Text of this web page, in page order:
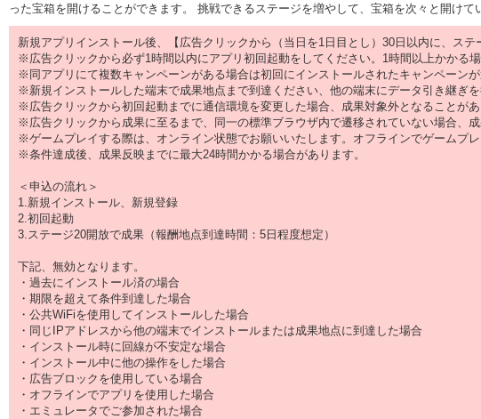
った宝箱を開けることができます。 挑戦できるステージを増やして、宝箱を次々と開けて
新規アプリインストール後、【広告クリックから（当日を1日目とし）30日以内に、ステ
※広告クリックから必ず1時間以内にアプリ初回起動をしてください。1時間以上かかる
※同アプリにて複数キャンペーンがある場合は初回にインストールされたキャンペーン
※新規インストールした端末で成果地点まで到達ください、他の端末にデータ引き継ぎを
※広告クリックから初回起動までに通信環境を変更した場合、成果対象外となることがあ
※広告クリックから成果に至るまで、同一の標準ブラウザ内で遷移されていない場合、成
※ゲームプレイする際は、オンライン状態でお願いいたします。オフラインでゲームプ
※条件達成後、成果反映までに最大24時間かかる場合があります。
＜申込の流れ＞
1.新規インストール、新規登録
2.初回起動
3.ステージ20開放で成果（報酬地点到達時間：5日程度想定）
下記、無効となります。
・過去にインストール済の場合
・期限を超えて条件到達した場合
・公共WiFiを使用してインストールした場合
・同じIPアドレスから他の端末でインストールまたは成果地点に到達した場合
・インストール時に回線が不安定な場合
・インストール中に他の操作をした場合
・広告ブロックを使用している場合
・オフラインでアプリを使用した場合
・エミュレータでご参加された場合